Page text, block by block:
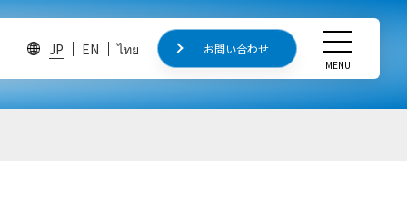
JP EN ไทย お問い合わせ
MENU
お問い合わせ
CLOSE